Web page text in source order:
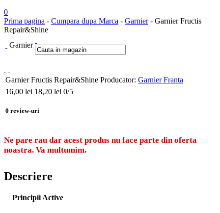
0
Prima pagina - Cumpara dupa Marca - Garnier- Garnier Fructis
Repair&Shine
Garnier
Garnier Fructis Repair&Shine Producator: Garnier Franta
16,00 lei 18,20 lei 0/5
0 review-uri
Ne pare rau dar acest produs nu face parte din oferta
noastra. Va multumim.
Descriere
Principii Active